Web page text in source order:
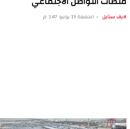
لايف ستايل الجمعة 19 يونيو 3:47 م